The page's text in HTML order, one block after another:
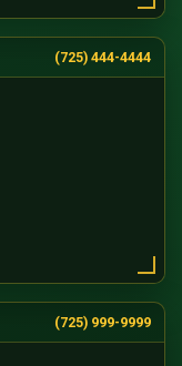
(725) 444-4444
(725) 999-9999